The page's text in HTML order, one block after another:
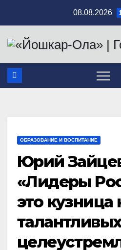
содержимому
08.08.2026
ОБРАЗОВАНИЕ И ВОСПИТАНИЕ
Юрий
«Лидеры
это кузница